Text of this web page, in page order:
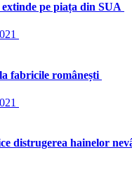
pe piața din SUA
fabricile românești
distrugerea hainelor